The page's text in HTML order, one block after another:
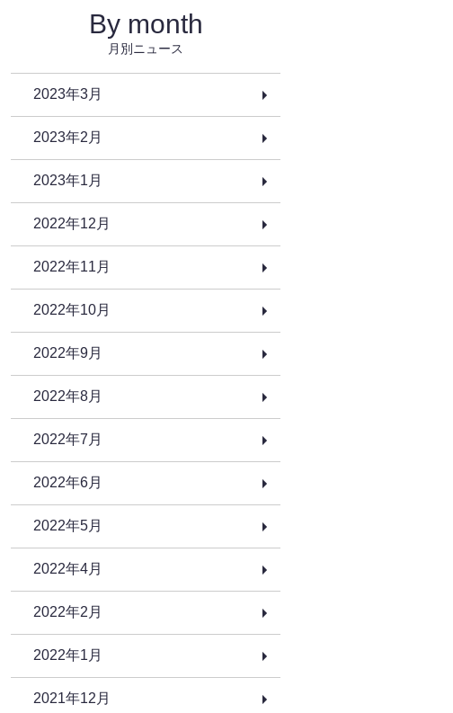
By month
月別ニュース
2023年3月
2023年2月
2023年1月
2022年12月
2022年11月
2022年10月
2022年9月
2022年8月
2022年7月
2022年6月
2022年5月
2022年4月
2022年2月
2022年1月
2021年12月